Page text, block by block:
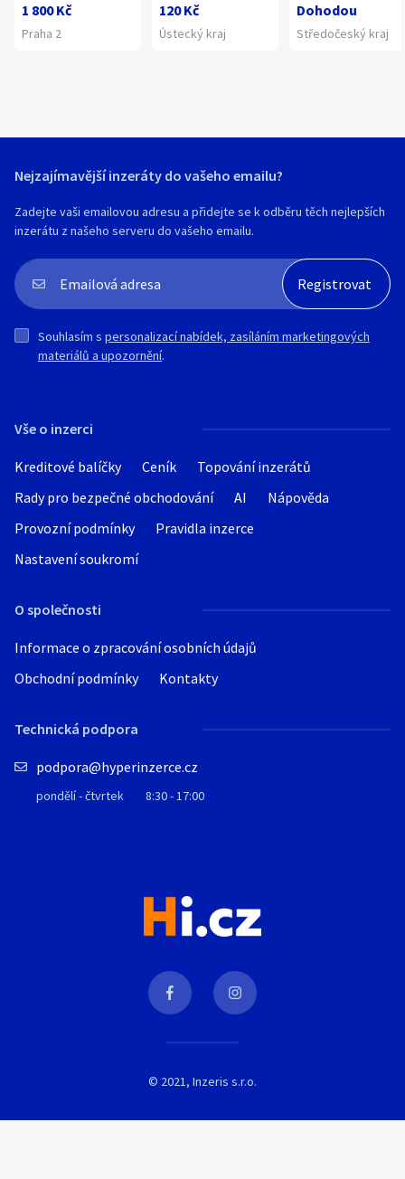
1 800 Kč
Praha 2
120 Kč
Ústecký kraj
Dohodou
Středočeský kraj
Vše o inzerci
Kreditové balíčky Ceník
Topování inzerátů
Rady pro bezpečné obchodování
AI
Nápověda
Provozní podmínky
Pravidla inzerce
Nastavení soukromí
O společnosti
Informace o zpracování osobních údajů
Obchodní podmínky
Kontakty
Technická podpora
podpora@hyperinzerce.cz
pondělí - čtvrtek 8:30 - 17:00
Nejzajímavější inzeráty do vašeho emailu?
Zadejte vaši emailovou adresu a přidejte se k odběru těch nejlepších
inzerátu z našeho serveru do vašeho emailu.
Souhlasím s personalizací nabídek, zasíláním marketingových
materiálů a upozornění.
© 2021, Inzeris s.r.o.